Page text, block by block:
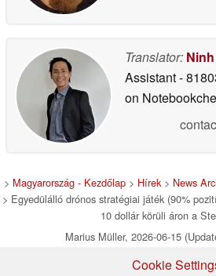
Translator:
Assistant-
on
> Magyarország - Kezdőlap > Hírek> News
> Egyedülálló drónos stratégiai játék (90%
10 dollár körüli áron a
Marius Müller, 2026-06-15
Cookie